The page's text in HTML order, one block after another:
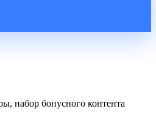
набор бонусного контента